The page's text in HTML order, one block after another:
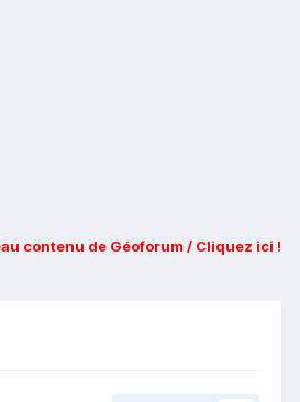
contenu de Géoforum / Cliquez ici !